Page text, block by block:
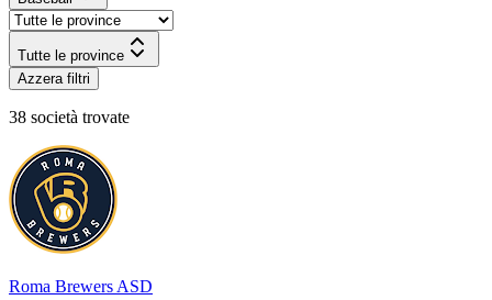
Tutte le province
Azzera filtri
38 società trovate
Roma Brewers ASD